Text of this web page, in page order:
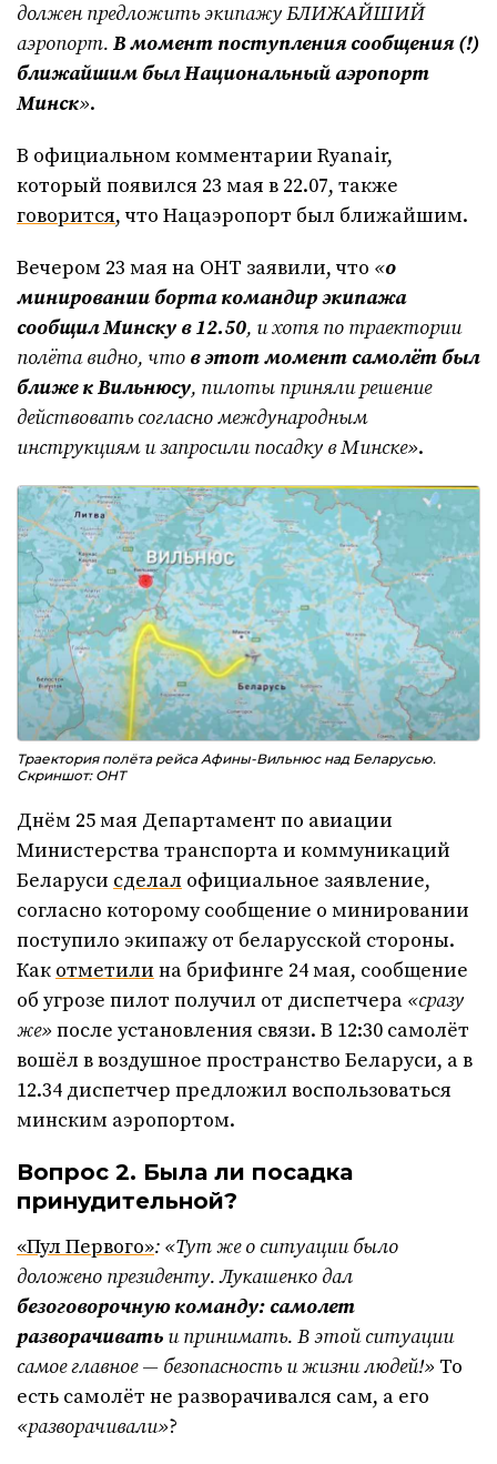
должен предложить экипажу БЛИЖАЙШИЙ
аэропорт. В момент поступления сообщения (!)
ближайшим был Национальный аэропорт
Минск».
В официальном комментарии Ryanair,
который появился 23 мая в 22.07, также
говорится, что Нацаэропорт был ближайшим.
Вечером 23 мая на ОНТ заявили, что «о
минировании борта командир экипажа
сообщил Минску в 12.50, и хотя по траектории
полёта видно, что в этот момент самолёт был
ближе к Вильнюсу, пилоты приняли решение
действовать согласно международным
инструкциям и запросили посадку в Минске».
Траектория полёта рейса Афины-Вильнюс над Беларусью.
Скриншот: ОНТ
Днём 25 мая Департамент по авиации
Министерства транспорта и коммуникаций
Беларуси сделал официальное заявление,
согласно которому сообщение о минировании
поступило экипажу от беларусской стороны.
Как отметили на брифинге 24 мая, сообщение
об угрозе пилот получил от диспетчера «сразу
же»после установления связи. В 12:30 самолёт
вошёл в воздушное пространство Беларуси, а в
12.34 диспетчер предложил воспользоваться
минским аэропортом.
Вопрос 2. Была ли посадка
принудительной?
«Пул Первого»: «Тут же о ситуации было
доложено президенту. Лукашенко дал
безоговорочную команду: самолет
разворачивать и принимать. В этой ситуации
самое главное — безопасность и жизни людей!» То
есть самолёт не разворачивался сам, а его
«разворачивали»?